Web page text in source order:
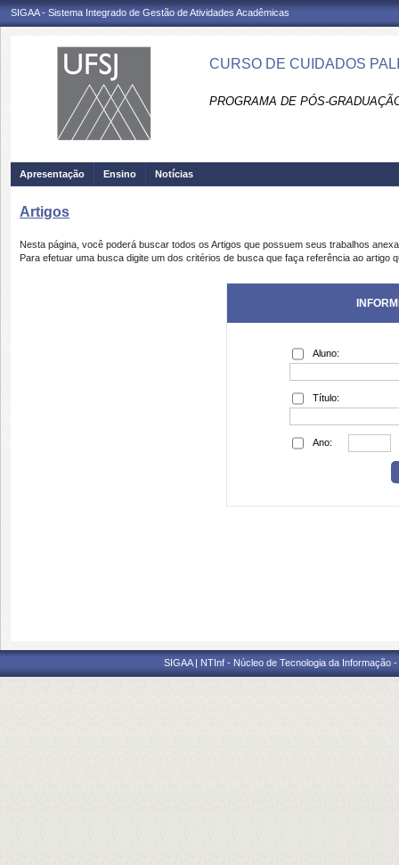
SIGAA - Sistema Integrado de Gestão de Atividades Acadêmicas
CURSO DE CUIDADOS
PROGRAMA DE PÓS-
Apresentação Ensino Notícias
Artigos
Nesta página, você poderá buscar todos os Artigos que possuem seus trabalhos
Para efetuar uma busca digite um dos critérios de busca que faça referência ao artigo
Aluno:
Título:
Ano:
SIGAA | NTInf - Núcleo de Tecnologia da